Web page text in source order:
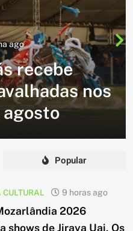
está de
reunir
Popular
CULTURAL 9 horas ago
2026
shows de Jiraya Uai, Os